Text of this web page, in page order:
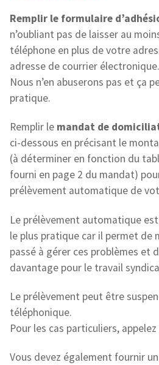
Remplir le formulaire
n’oubliant pas de laisser au
téléphone en plus de votre
adresse de courrier électronique.
Nous n’en abuserons pas et ça
pratique.
Remplir le mandat de
ci-dessous en précisant le
(à déterminer en fonction du
fourni en page 2 du mandat)
prélèvement automatique de
Le prélèvement automatique
le plus pratique car il permet de
passé à gérer ces problèmes et
davantage pour le travail
Le prélèvement peut être
téléphonique.
Pour les cas particuliers,
Vous devez également fournir un